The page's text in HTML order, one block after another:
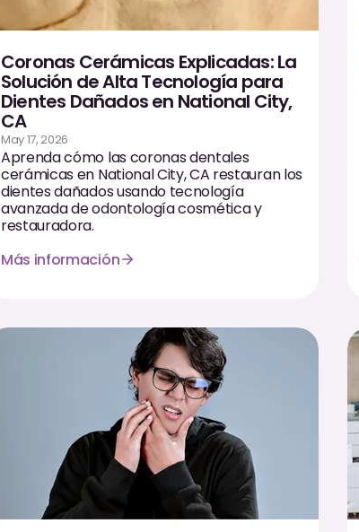
Coronas Cerámicas Explicadas: La
Solución de Alta Tecnología para
Dientes Dañados en National City,
CA
May 17, 2026
Aprenda cómo las coronas dentales
cerámicas en National City, CA restauran los
dientes dañados usando tecnología
avanzada de odontología cosmética y
restauradora.
Más información